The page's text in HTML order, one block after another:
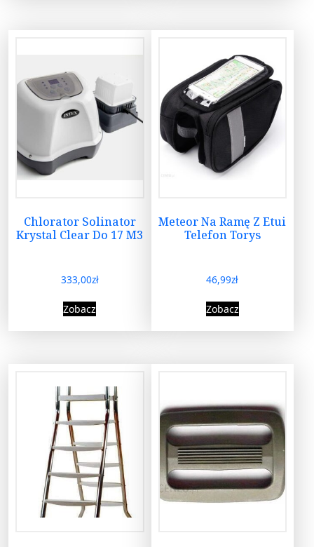
Chlorator Solinator
Krystal Clear Do 17 M3
333,00zł
Zobacz
Meteor Na Ramę Z Etui
Telefon Torys
46,99zł
Zobacz